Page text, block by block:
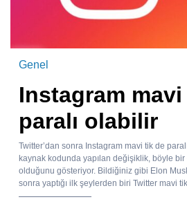
Genel
Instagram
paralı olabilir
Twitter’dan sonra Instagram mavi tik de
kaynak kodunda yapılan değişiklik, böyle
olduğunu gösteriyor. Bildiğiniz gibi Elon
sonra yaptığı ilk şeylerden biri Twitter mavi